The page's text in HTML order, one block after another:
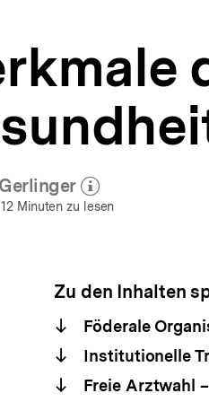
(Mehr zum Autor)
öffnen
Minuten zu lesen
Zu den Inhalten
Föderale
Institutionelle
Freie Arztwahl